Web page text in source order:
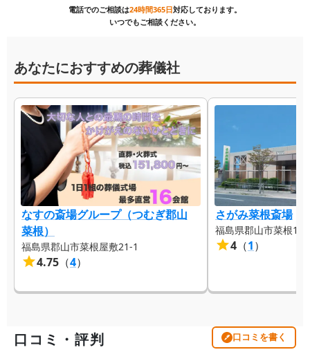
電話でのご相談は24時間365日対応しております。
いつでもご相談ください。
あなたにおすすめの葬儀社
なすの斎場グループ（つむぎ郡山
菜根）
福島県郡山市菜根屋敷21-1
4.75 （4）
さがみ菜根斎場
福島県郡山市菜根1-
4 （1）
口コミ・評判 口コミを書く